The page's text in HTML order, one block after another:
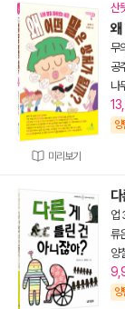
미리보기
산
왜
무
공
나
업
류
양